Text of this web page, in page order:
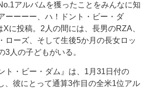
アルバムを獲ったことをみんなに知
ーーーー、ハ！ドント・ビー・ダ
Xに投稿。2人の間には、長男のRZA、
ローズ、そして生後5か月の長女ロッ
3人の子どもがいる。
ト・ビー・ダム』は、1月31日付の
、彼にとって通算3作目の全米1位アル